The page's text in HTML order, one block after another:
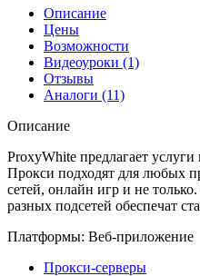
Описание
Цены
Возможности
Видеоуроки (1)
Отзывы
Аналоги (11)
Описание
ProxyWhite предлагает
Прокси подходят для любых
сетей, онлайн игр и не
разных подсетей обеспечат
Платформы: Веб-приложение
Прокси-серверы